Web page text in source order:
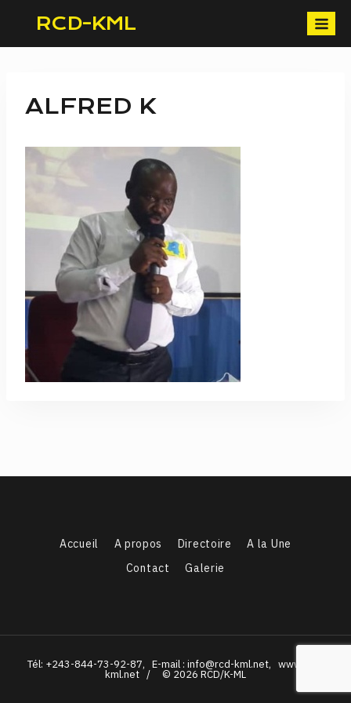
RCD-KML
ALFRED K
Accueil A propos Directoire
A la Une
Contact
Galerie
Tél: +243-844-73-92-87, E-mail : info@rcd-kml.net, www.rcd-
kml.net / © 2026 RCD/K-ML